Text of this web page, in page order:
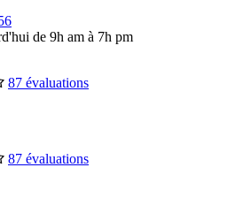
de 9h am à 7h pm
87 évaluations
87 évaluations